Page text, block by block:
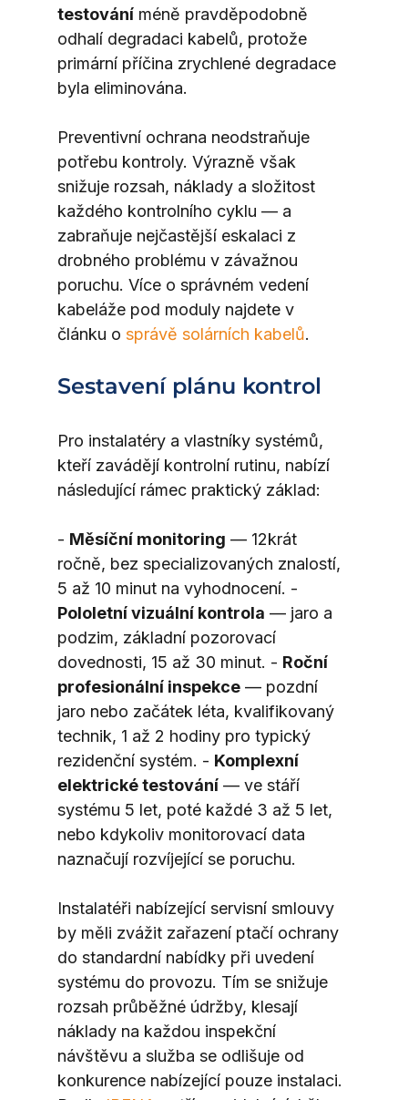
testování méně pravděpodobně
odhalí degradaci kabelů, protože
primární příčina zrychlené degradace
byla eliminována.
Preventivní ochrana neodstraňuje
potřebu kontroly. Výrazně však
snižuje rozsah, náklady a složitost
každého kontrolního cyklu — a
zabraňuje nejčastější eskalaci z
drobného problému v závažnou
poruchu. Více o správném vedení
kabeláže pod moduly najdete v
článku o správě solárních kabelů.
Sestavení plánu kontrol
Pro instalatéry a vlastníky systémů,
kteří zavádějí kontrolní rutinu, nabízí
následující rámec praktický základ:
- Měsíční monitoring — 12krát
ročně, bez specializovaných znalostí,
5 až 10 minut na vyhodnocení. -
Pololetní vizuální kontrola — jaro a
podzim, základní pozorovací
dovednosti, 15 až 30 minut. - Roční
profesionální inspekce — pozdní
jaro nebo začátek léta, kvalifikovaný
technik, 1 až 2 hodiny pro typický
rezidenční systém. - Komplexní
elektrické testování — ve stáří
systému 5 let, poté každé 3 až 5 let,
nebo kdykoliv monitorovací data
naznačují rozvíjející se poruchu.
Instalatéři nabízející servisní smlouvy
by měli zvážit zařazení ptačí ochrany
do standardní nabídky při uvedení
systému do provozu. Tím se snižuje
rozsah průběžné údržby, klesají
náklady na každou inspekční
návštěvu a služba se odlišuje od
konkurence nabízející pouze instalaci.